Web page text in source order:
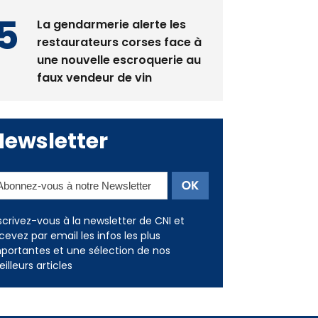
La gendarmerie alerte les
restaurateurs corses face à
une nouvelle escroquerie au
faux vendeur de vin
vous à la newsletter de CNI et
par email les infos les plus
et une sélection de nos
articles